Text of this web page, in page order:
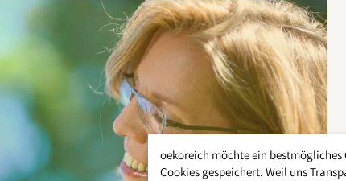
oekoreich möchte ein
Cookies gespeichert. Weil uns